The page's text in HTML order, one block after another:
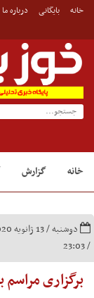
خانه بایگانی درباره ما
خانه گزارش
دوشنبه /
/ 23:03
برگزاری